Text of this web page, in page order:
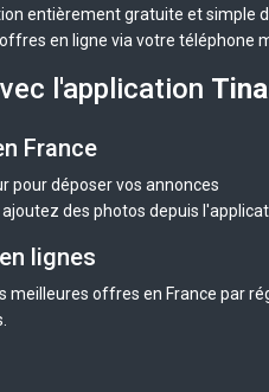
entièrement gratuite et simple
en ligne via votre téléphone
l'application
France
pour déposer vos annonces
des photos depuis
lignes
meilleures offres en France par